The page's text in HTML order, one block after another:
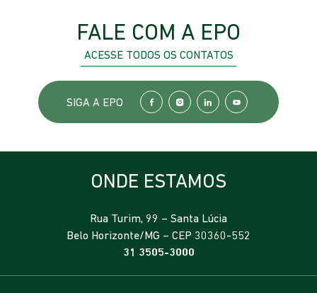
FALE COM A EPO
ACESSE TODOS OS CONTATOS
SIGA A EPO
ONDE ESTAMOS
Rua Turim, 99 – Santa Lúcia
Belo Horizonte/MG – CEP 30360-552
31 3505-3000